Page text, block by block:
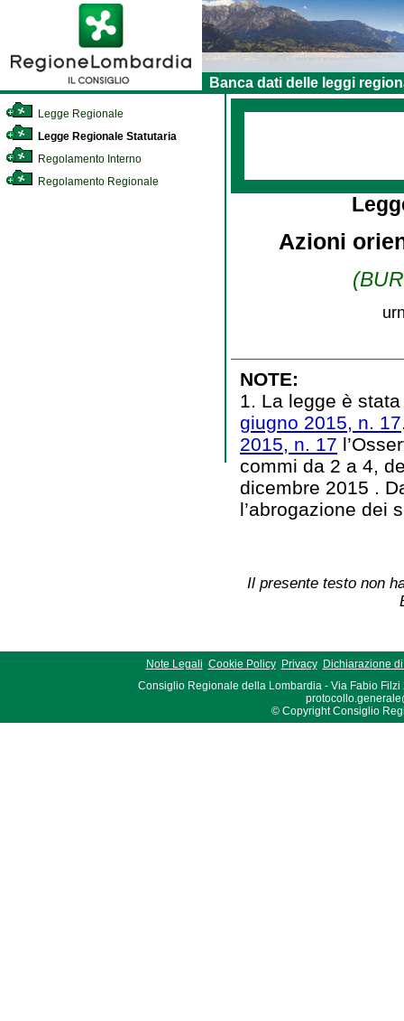
Banca dati delle leggi
Legge Regionale
Legge Regionale Statutaria
Regolamento Interno
Regolamento Regionale
Azioni
NOTE:
1. La legge è
giugno 2015, n. 17
2015, n. 17
commi da 2 a 4,
dicembre 2015 .
l’abrogazione dei
Il presente testo non
Note Legali Cookie Policy Privacy Dichiarazione
Consiglio Regionale della Lombardia - Via Fabio Filzi
© Copyright Consiglio